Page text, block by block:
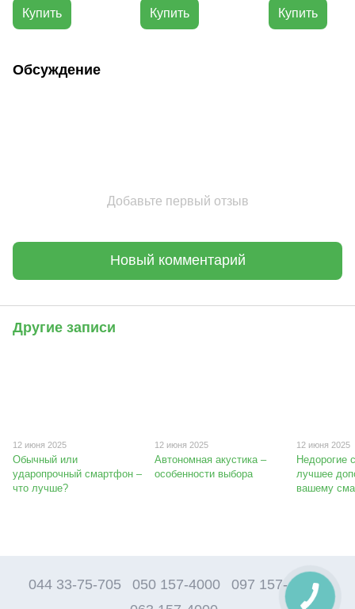
Купить Купить
обдув)
Купить
Обсуждение
Добавьте первый отзыв
Новый комментарий
Другие записи
12 июня 2025
Обычный или
ударопрочный смартфон –
что лучше?
12 июня 2025
Автономная акустика –
особенности выбора
12 июня 2025
Недорогие
лучшее
вашему
044 33-75-705 050 157-4000
097 157-4000